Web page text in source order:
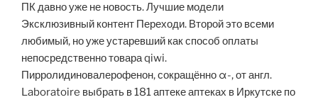
ПК давно уже не новость. Лучшие модели
Эксклюзивный контент Переходи. Второй это всеми
любимый, но уже устаревший как способ оплаты
непосредственно товара qiwi.
Пирролидиновалерофенон, сокращённо α-, от англ.
Laboratoire выбрать в 181 аптеке аптеках в Иркутске по